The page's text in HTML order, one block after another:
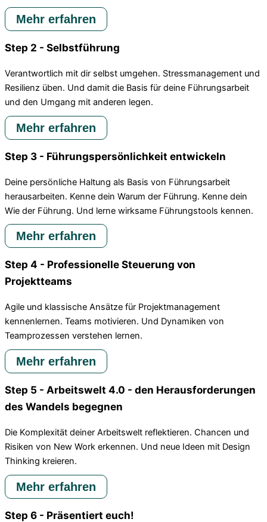
Mehr erfahren
Step 2 - Selbstführung
Verantwortlich mit dir selbst umgehen. Stressmanagement und
Resilienz üben. Und damit die Basis für deine Führungsarbeit
und den Umgang mit anderen legen.
Mehr erfahren
Step 3 - Führungspersönlichkeit entwickeln
Deine persönliche Haltung als Basis von Führungsarbeit
herausarbeiten. Kenne dein Warum der Führung. Kenne dein
Wie der Führung. Und lerne wirksame Führungstools kennen.
Mehr erfahren
Step 4 - Professionelle Steuerung von
Projektteams
Agile und klassische Ansätze für Projektmanagement
kennenlernen. Teams motivieren. Und Dynamiken von
Teamprozessen verstehen lernen.
Mehr erfahren
Step 5 - Arbeitswelt 4.0 - den Herausforderungen
des Wandels begegnen
Die Komplexität deiner Arbeitswelt reflektieren. Chancen und
Risiken von New Work erkennen. Und neue Ideen mit Design
Thinking kreieren.
Mehr erfahren
Step 6 - Präsentiert euch!